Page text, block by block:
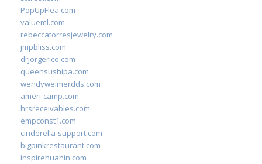
PopUpFlea.com
valueml.com
rebeccatorresjewelry.com
jmpbliss.com
drjorgerico.com
queensushipa.com
wendyweimerdds.com
ameri-camp.com
hrsreceivables.com
empconst1.com
cinderella-support.com
bigpinkrestaurant.com
inspirehuahin.com